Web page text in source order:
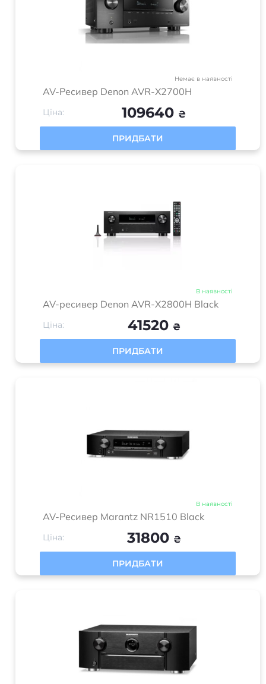
Немає в наявності
AV-Ресивер Denon AVR-X2700H
Ціна: 109640 ₴
ПРИДБАТИ
В наявності
AV-ресивер Denon AVR-X2800H Black
Ціна: 41520 ₴
ПРИДБАТИ
В наявності
AV-Ресивер Marantz NR1510 Black
Ціна: 31800 ₴
ПРИДБАТИ